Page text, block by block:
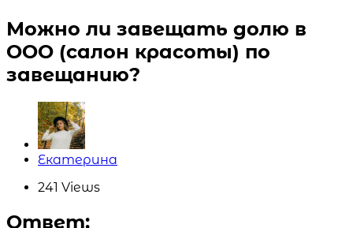
Можно ли завещать долю в
ООО (салон красоты) по
завещанию?
Posted
Екатерина
241 Views
Ответ: